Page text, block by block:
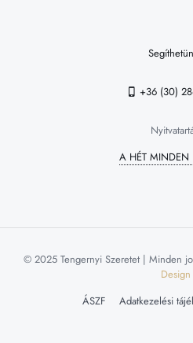
+36 (30)
A HÉT MINDEN
© 2025 Tengernyi Szeretet | Minden
Design
ÁSZF
Adatkezelési